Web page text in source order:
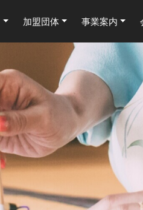
加盟団体 事業案内